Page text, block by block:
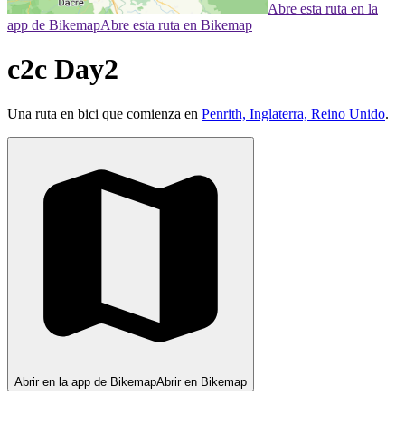
Abre esta ruta en la
app de BikemapAbre esta ruta en Bikemap
c2c Day2
Una ruta en bici que comienza en Penrith, Inglaterra, Reino Unido.
Abrir en la app de BikemapAbrir en Bikemap